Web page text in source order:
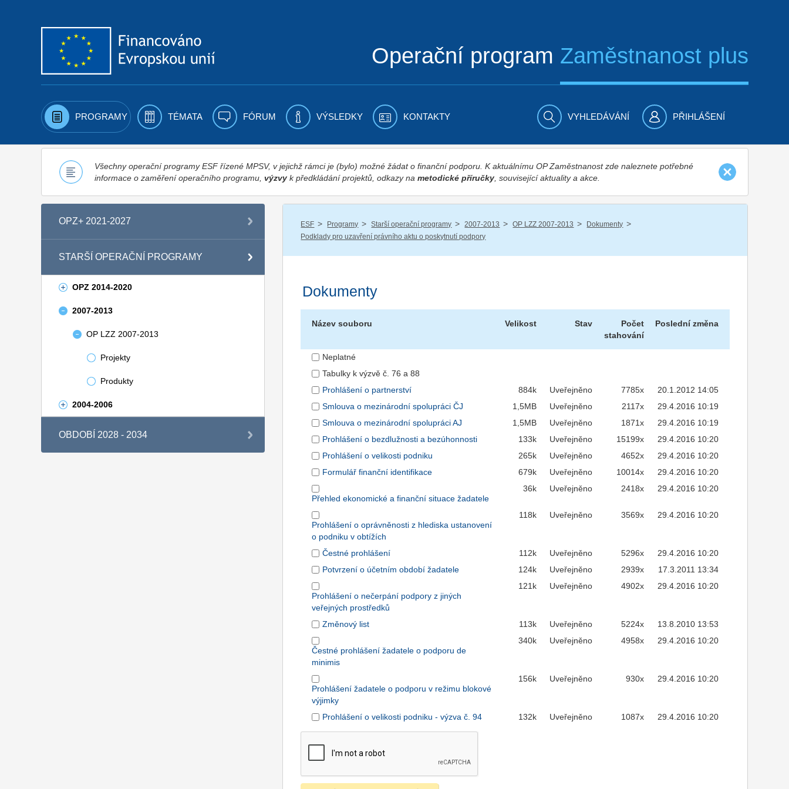
Operační program Zaměstnanost plus
PROGRAMY TÉMATA FÓRUM VÝSLEDKY KONTAKTY VYHLEDÁVÁNÍ PŘIHLÁŠENÍ
Všechny operační programy ESF řízené MPSV, v jejichž rámci je (bylo) možné žádat o finanční podporu. K aktuálnímu OP Zaměstnanost zde naleznete potřebné
informace o zaměření operačního programu, výzvyk předkládání projektů, odkazy na metodické příručky, související aktuality a akce.
OPZ+ 2021-2027
STARŠÍ OPERAČNÍ PROGRAMY
OPZ 2014-2020
2007-2013
OP LZZ 2007-2013
Projekty
Produkty
2004-2006
OBDOBÍ 2028 - 2034
ESF / Programy / Starší operační programy / 2007-2013 / OP LZZ 2007-2013 / Dokumenty /
Podklady pro uzavření právního aktu o poskytnutí podpory
Dokumenty
Název souboru Velikost Stav
Počet
stahování
Poslední změna
Neplatné
Tabulky k výzvě č. 76 a 88
Prohlášení o partnerství
884k Uveřejněno 7785x
20.1.2012 14:05
Smlouva o mezinárodní spolupráci ČJ
1,5MB Uveřejněno 2117x
29.4.2016 10:19
Smlouva o mezinárodní spolupráci AJ
1,5MB Uveřejněno 1871x
29.4.2016 10:19
Prohlášení o bezdlužnosti a bezúhonnosti
133k Uveřejněno 15199x
29.4.2016 10:20
Prohlášení o velikosti podniku
265k Uveřejněno 4652x
29.4.2016 10:20
Formulář finanční identifikace
679k Uveřejněno 10014x 29.4.2016 10:20
Přehled ekonomické a finanční situace žadatele
36k Uveřejněno 2418x 29.4.2016 10:20
Prohlášení o oprávněnosti z hlediska ustanovení
o podniku v obtížích
118k Uveřejněno 3569x 29.4.2016 10:20
Čestné prohlášení 112k Uveřejněno 5296x
29.4.2016 10:20
Potvrzení o účetním období žadatele
124k Uveřejněno 2939x 17.3.2011 13:34
Prohlášení o nečerpání podpory z jiných
veřejných prostředků
121k Uveřejněno 4902x 29.4.2016 10:20
Změnový list 113k Uveřejněno 5224x 13.8.2010 13:53
Čestné prohlášení žadatele o podporu de
minimis
340k Uveřejněno 4958x 29.4.2016 10:20
Prohlášení žadatele o podporu v režimu blokové
výjimky
156k Uveřejněno 930x 29.4.2016 10:20
Prohlášení o velikosti podniku - výzva č. 94 132k Uveřejněno 1087x 29.4.2016 10:20